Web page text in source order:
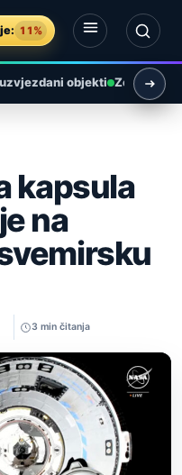
11%
objekti Zemlja i
kapsula
na
3 min čitanja